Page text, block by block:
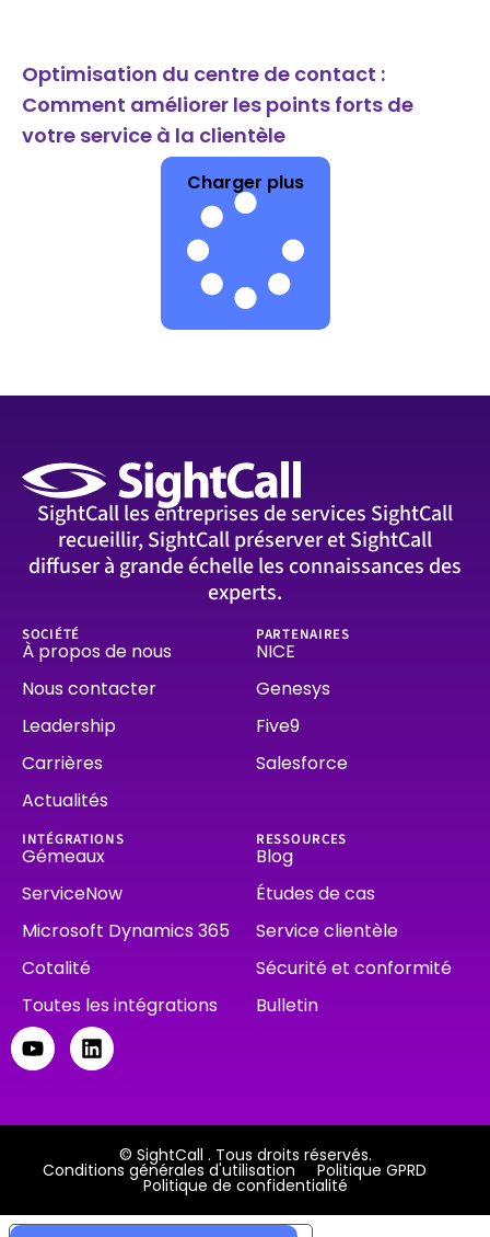
Optimisation du centre de contact :
Comment améliorer les points forts de
votre service à la clientèle
Charger plus
SightCall les entreprises de services SightCall
recueillir, SightCall préserver et SightCall
diffuser à grande échelle les connaissances des
experts.
SOCIÉTÉ
À propos de nous
Nous contacter
Leadership
Carrières
Actualités
PARTENAIRES
NICE
Genesys
Five9
Salesforce
INTÉGRATIONS
Gémeaux
ServiceNow
Microsoft Dynamics 365
Cotalité
Toutes les intégrations
RESSOURCES
Blog
Études de cas
Service clientèle
Sécurité et conformité
Bulletin
© SightCall . Tous droits réservés.
Conditions générales d'utilisation Politique GPRD
Politique de confidentialité